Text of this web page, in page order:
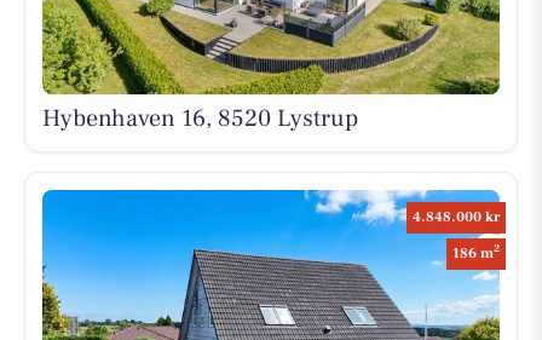
Hybenhaven 16, 8520 Lystrup
4.848.000 kr
186 m2